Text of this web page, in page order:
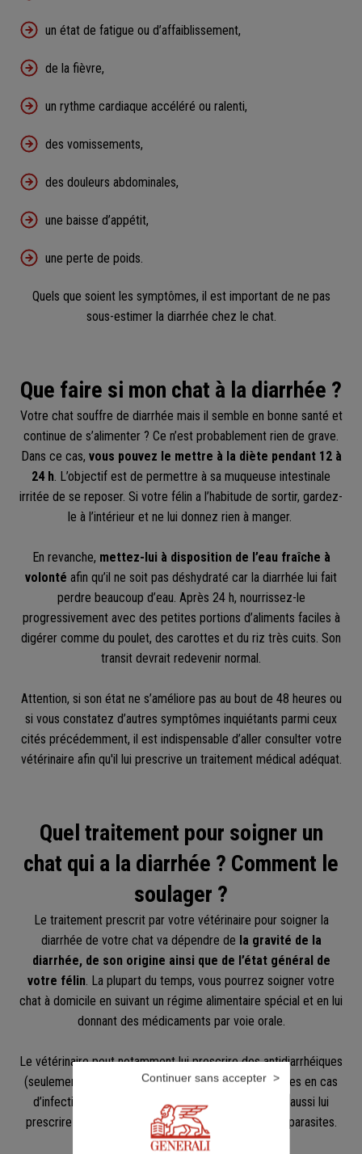
un état de fatigue ou d’affaiblissement,
de la fièvre,
un rythme cardiaque accéléré ou ralenti,
des vomissements,
des douleurs abdominales,
une baisse d’appétit,
une perte de poids.
Quels que soient les symptômes, il est important de ne pas
sous-estimer la diarrhée chez le chat.
Que faire si mon chat à la diarrhée ?
Votre chat souffre de diarrhée mais il semble en bonne santé et
continue de s’alimenter ? Ce n’est probablement rien de grave.
Dans ce cas, vous pouvez le mettre à la diète pendant 12 à
24 h. L’objectif est de permettre à sa muqueuse intestinale
irritée de se reposer. Si votre félin a l’habitude de sortir, gardez-
le à l’intérieur et ne lui donnez rien à manger.
En revanche, mettez-lui à disposition de l’eau fraîche à
volonté afin qu’il ne soit pas déshydraté car la diarrhée lui fait
perdre beaucoup d’eau. Après 24 h, nourrissez-le
progressivement avec des petites portions d’aliments faciles à
digérer comme du poulet, des carottes et du riz très cuits. Son
transit devrait redevenir normal.
Attention, si son état ne s’améliore pas au bout de 48 heures ou
si vous constatez d’autres symptômes inquiétants parmi ceux
cités précédemment, il est indispensable d’aller consulter votre
vétérinaire afin qu'il lui prescrive un traitement médical adéquat.
Quel traitement pour soigner un
chat qui a la diarrhée ? Comment le
soulager ?
Le traitement prescrit par votre vétérinaire pour soigner la
diarrhée de votre chat va dépendre de la gravité de la
diarrhée, de son origine ainsi que de l’état général de
votre félin. La plupart du temps, vous pourrez soigner votre
chat à domicile en suivant un régime alimentaire spécial et en lui
donnant des médicaments par voie orale.
Le vétérinaire peut notamment lui prescrire des antidiarrhéiques
(seulement en cas de forte diarrhée), des antibiotiques en cas
d’infection ou des antiseptiques intestinaux. Il peut aussi lui
prescrire du vermifuge s’il constate une invasion de parasites.
Continuer sans accepter